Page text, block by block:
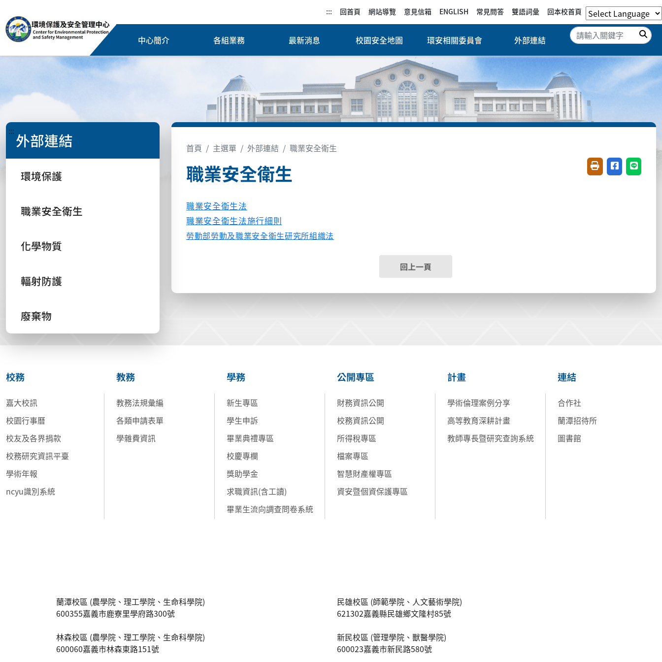
::: 回首頁 網站導覽 意見信箱 ENGLISH 常見問答 雙語詞彙 回本校首頁
中心簡介 各組業務 最新消息 校園安全地圖 環安相關委員會 外部連結
搜
::: 外部連結
環境保護
職業安全衛生
化學物質
輻射防護
廢棄物
首頁 主選單 外部連結 職業安全衛生
職業安全衛生 友善列印(開新視窗)
分享至臉書(
分享至
職業安全衛生法
職業安全衛生法施行細則
勞動部勞動及職業安全衛生研究所組織法
回上一頁
校務
嘉大校訊
校園行事曆
校友及各界捐款
校務研究資訊平臺
學術年報
ncyu識別系統
教務
教務法規彙編
各類申請表單
學雜費資訊
學務
新生專區
學生申訴
畢業典禮專區
校慶專欄
獎助學金
求職資訊(含工讀)
畢業生流向調查問卷系統
公開專區
財務資訊公開
校務資訊公開
所得稅專區
檔案專區
智慧財產權專區
資安暨個資保護專區
計畫
學術倫理案例分享
高等教育深耕計畫
教師專長暨研究查詢系統
連結
合作社
蘭潭招待所
圖書館
蘭潭校區 (農學院、理工學院、生命科學院)
600355嘉義市鹿寮里學府路300號
民雄校區 (師範學院、人文藝術學院)
621302嘉義縣民雄鄉文隆村85號
林森校區 (農學院、理工學院、生命科學院)
600060嘉義市林森東路151號
新民校區 (管理學院、獸醫學院)
600023嘉義市新民路580號